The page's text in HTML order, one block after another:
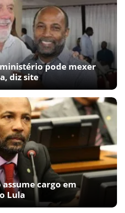
pode mexer
diz site
cargo em
Lula